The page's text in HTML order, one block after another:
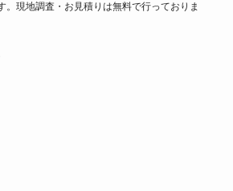
。現地調査・お見積りは無料で行っておりま